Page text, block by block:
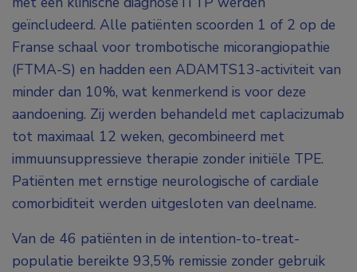
geïncludeerd. Alle patiënten scoorden 1 of 2 op de
Franse schaal voor trombotische micorangiopathie
(FTMA-S) en hadden een ADAMTS13-activiteit van
minder dan 10%, wat kenmerkend is voor deze
aandoening. Zij werden behandeld met caplacizumab
tot maximaal 12 weken, gecombineerd met
immuunsuppressieve therapie zonder initiële TPE.
Patiënten met ernstige neurologische of cardiale
comorbiditeit werden uitgesloten van deelname.
Van de 46 patiënten in de intention-to-treat-
populatie bereikte 93,5% remissie zonder gebruik